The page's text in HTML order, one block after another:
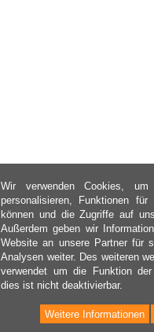
Wir verwenden Cookies,
personalisieren, Funktionen
können und die Zugriffe auf
Außerdem geben wir
Website an unsere Partner für
Analysen weiter. Des weiteren
verwendet um die Funktion
dies ist nicht deaktivierbar.
Weitere Informationen